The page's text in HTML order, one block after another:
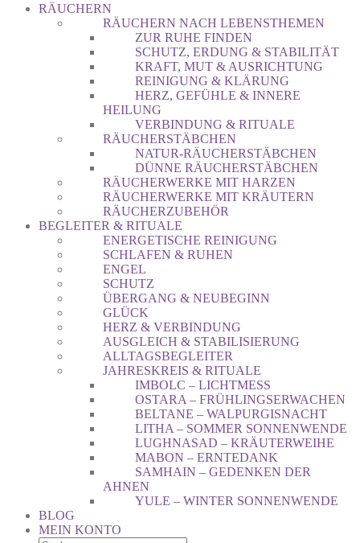
RÄUCHERN
RÄUCHERN NACH LEBENSTHEMEN
ZUR RUHE FINDEN
SCHUTZ, ERDUNG & STABILITÄT
KRAFT, MUT & AUSRICHTUNG
REINIGUNG & KLÄRUNG
HERZ, GEFÜHLE & INNERE
HEILUNG
VERBINDUNG & RITUALE
RÄUCHERSTÄBCHEN
NATUR-RÄUCHERSTÄBCHEN
DÜNNE RÄUCHERSTÄBCHEN
RÄUCHERWERKE MIT HARZEN
RÄUCHERWERKE MIT KRÄUTERN
RÄUCHERZUBEHÖR
BEGLEITER & RITUALE
ENERGETISCHE REINIGUNG
SCHLAFEN & RUHEN
ENGEL
SCHUTZ
ÜBERGANG & NEUBEGINN
GLÜCK
HERZ & VERBINDUNG
AUSGLEICH & STABILISIERUNG
ALLTAGSBEGLEITER
JAHRESKREIS & RITUALE
IMBOLC – LICHTMESS
OSTARA – FRÜHLINGSERWACHEN
BELTANE – WALPURGISNACHT
LITHA – SOMMER SONNENWENDE
LUGHNASAD – KRÄUTERWEIHE
MABON – ERNTEDANK
SAMHAIN – GEDENKEN DER
AHNEN
YULE – WINTER SONNENWENDE
BLOG
MEIN KONTO